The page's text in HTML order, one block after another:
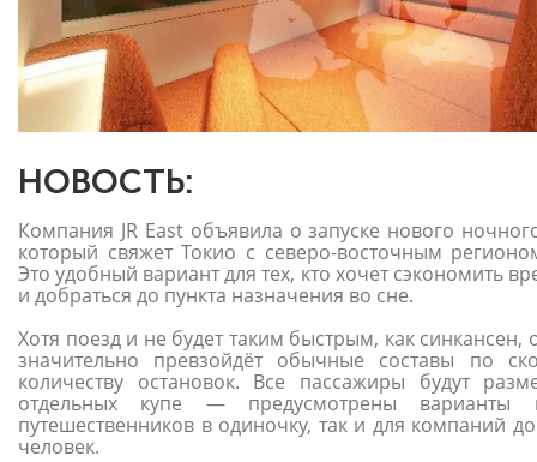
НОВОСТЬ:
Компания JR East объявила о запуске нового
который свяжет Токио с северо-восточным
Это удобный вариант для тех, кто хочет сэкономить
и добраться до пункта назначения во сне.
Хотя поезд и не будет таким быстрым, как синкансен,
значительно превзойдёт обычные составы по
количеству остановок. Все пассажиры будут
отдельных купе — предусмотрены варианты
путешественников в одиночку, так и для компаний
человек.